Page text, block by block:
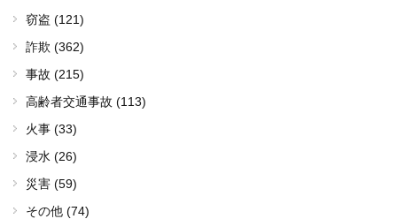
窃盗 (121)
詐欺 (362)
事故 (215)
高齢者交通事故 (113)
火事 (33)
浸水 (26)
災害 (59)
その他 (74)